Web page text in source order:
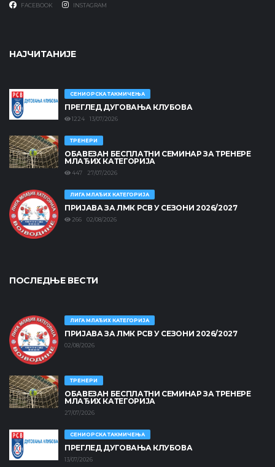
FACEBOOK INSTAGRAM
НАЈЧИТАНИЈЕ
СЕНИОРСКА ТАКМИЧЕЊА
ПРЕГЛЕД ДУГОВАЊА КЛУБОВА
1224 13/07/2026
ТРЕНЕРИ
ОБАВЕЗАН БЕСПЛАТНИ СЕМИНАР ЗА ТРЕНЕРЕ
МЛАЂИХ КАТЕГОРИЈА
447 27/07/2026
ЛИГА МЛАЂИХ КАТЕГОРИЈА
ПРИЈАВА ЗА ЛМК РСВ У СЕЗОНИ 2026/2027
266 02/08/2026
ПОСЛЕДЊЕ ВЕСТИ
ЛИГА МЛАЂИХ КАТЕГОРИЈА
ПРИЈАВА ЗА ЛМК РСВ У СЕЗОНИ 2026/2027
02/08/2026
ТРЕНЕРИ
ОБАВЕЗАН БЕСПЛАТНИ СЕМИНАР ЗА ТРЕНЕРЕ
МЛАЂИХ КАТЕГОРИЈА
27/07/2026
СЕНИОРСКА ТАКМИЧЕЊА
ПРЕГЛЕД ДУГОВАЊА КЛУБОВА
13/07/2026